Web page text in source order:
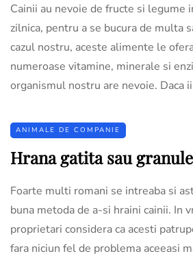
Cainii au nevoie de fructe si legume
zilnica, pentru a se bucura de multa
cazul nostru, aceste alimente le
numeroase vitamine, minerale si
organismul nostru are nevoie. Daca
ANIMALE DE COMPANIE
Hrana gatita sau
Foarte multi romani se intreaba si
buna metoda de a-si hraini cainii. In
proprietari considera ca acesti
fara niciun fel de problema aceeasi